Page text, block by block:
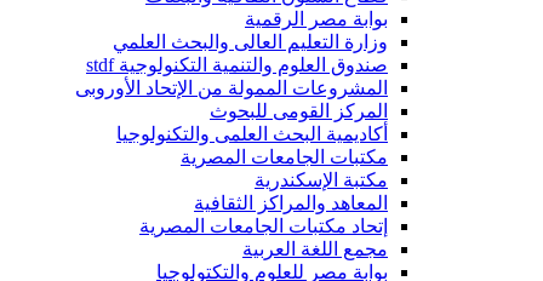
بوابة مصر الرقمية
وزارة التعليم العالى والبحث العلمي
صندوق العلوم والتنمية التكنولوجية stdf
المشروعات الممولة من الإتحاد الأوروبى
المركز القومى للبحوث
أكاديمية البحث العلمى والتكنولوجيا
مكتبات الجامعات المصرية
مكتبة الإسكندرية
المعاهد والمراكز الثقافية
إتحاد مكتبات الجامعات المصرية
مجمع اللغة العربية
بوابة مصر للعلوم والتكتولوجيا